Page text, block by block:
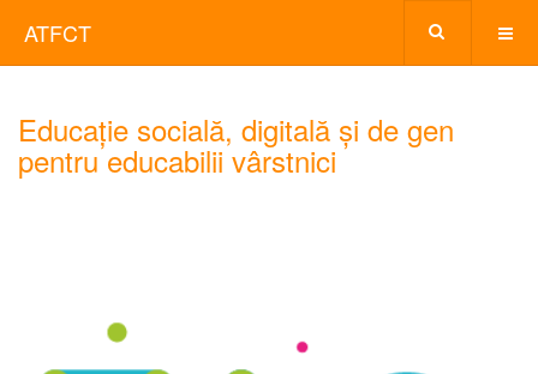
ATFCT
Educație socială, digitală și de gen
pentru educabilii vârstnici